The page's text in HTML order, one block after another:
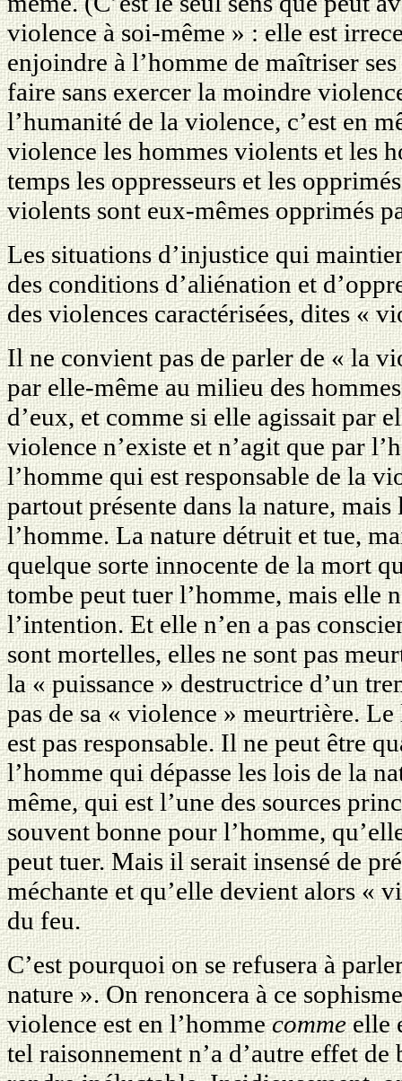
violence à soi-même » : elle est
enjoindre à l’homme de maîtriser
faire sans exercer la moindre
l’humanité de la violence, c’est en
violence les hommes violents et les
temps les oppresseurs et les
violents sont eux-mêmes opprimés
Les situations d’injustice qui
des conditions d’aliénation et
des violences caractérisées, dites «
Il ne convient pas de parler de « la
par elle-même au milieu des
d’eux, et comme si elle agissait par
violence n’existe et n’agit que par
l’homme qui est responsable de la
partout présente dans la nature,
l’homme. La nature détruit et tue,
quelque sorte innocente de la mort
tombe peut tuer l’homme, mais elle
l’intention. Et elle n’en a pas
sont mortelles, elles ne sont pas
la « puissance » destructrice d’un
pas de sa « violence » meurtrière.
est pas responsable. Il ne peut être
l’homme qui dépasse les lois de la
même, qui est l’une des sources
souvent bonne pour l’homme,
peut tuer. Mais il serait insensé de
méchante et qu’elle devient alors «
du feu.
C’est pourquoi on se refusera à
nature ». On renoncera à ce
violence est en l’hommecommeelle
tel raisonnement n’a d’autre effet